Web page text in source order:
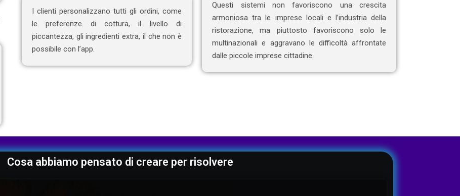
I clienti personalizzano tutti gli ordini, come
le preferenze di cottura, il livello di
piccantezza, gli ingredienti extra, il che non è
possibile con l’app.
Questi sistemi non favoriscono una crescita
armoniosa tra le imprese locali e l’industria della
ristorazione, ma piuttosto favoriscono solo le
multinazionali e aggravano le difficoltà affrontate
dalle piccole imprese cittadine.
Cosa abbiamo pensato di creare per risolvere